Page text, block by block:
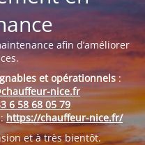
afin d’améliorer
et opérationnels:
nice.fr
6 58 68 05 79
https://chauffeur-nice.fr/
et à très bientôt.